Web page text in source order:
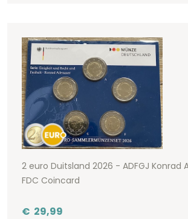
2 euro Duitsland 2026 - ADFGJ Konrad
FDC Coincard
€ 29,99